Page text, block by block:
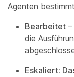
Agenten
Bearbeitet
die
Eskaliert: